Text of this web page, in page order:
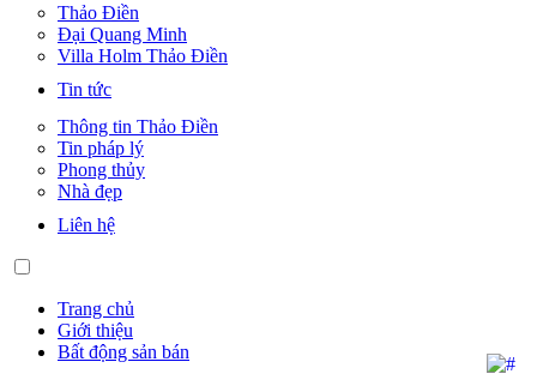
Thảo Điền
Đại Quang Minh
Villa Holm Thảo Điền
Tin tức
Thông tin Thảo Điền
Tin pháp lý
Phong thủy
Nhà đẹp
Liên hệ
Trang chủ
Giới thiệu
Bất động sản bán